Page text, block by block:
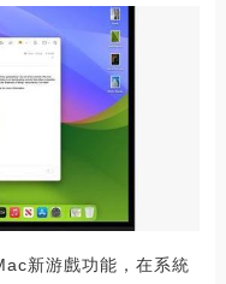
新游戲功能，在系統